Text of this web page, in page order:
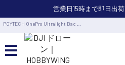
営業日15時まで即日出荷
PGYTECH OnePro Ultralight Bac …